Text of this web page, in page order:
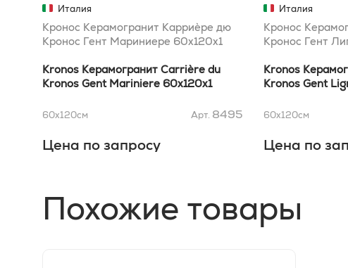
Италия
Кронос Керамогранит Карриèре дю
Кронос Гент Мариниере 60x120х1
Kronos Керамогранит Carrière du
Kronos Gent Mariniere 60x120х1
60x120см Арт. 8495
Цена по запросу
Италия
Кронос
Кронос Гент
Kronos
Kronos Gent
60x120см
Цена по
Похожие товары